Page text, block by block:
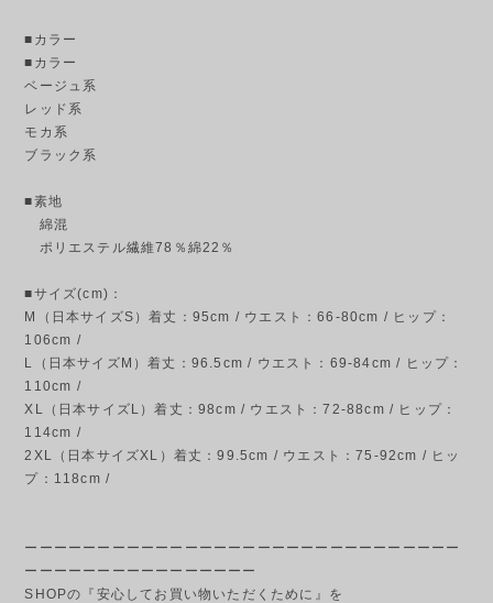
■カラー
■カラー
ベージュ系
レッド系
モカ系
ブラック系
■素地
綿混
ポリエステル繊維78％綿22％
■サイズ(cm)：
M（日本サイズS）着丈：95cm / ウエスト：66-80cm / ヒップ：
106cm /
L（日本サイズM）着丈：96.5cm / ウエスト：69-84cm / ヒップ：
110cm /
XL（日本サイズL）着丈：98cm / ウエスト：72-88cm / ヒップ：
114cm /
2XL（日本サイズXL）着丈：99.5cm / ウエスト：75-92cm / ヒッ
プ：118cm /
ーーーーーーーーーーーーーーーーーーーーーーーーーーーーーー
ーーーーーーーーーーーーーーーー
SHOPの『安心してお買い物いただくために』を